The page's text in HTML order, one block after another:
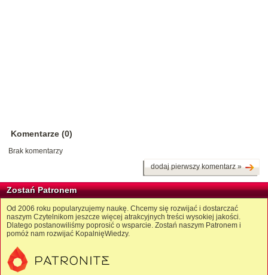
Komentarze (0)
Brak komentarzy
dodaj pierwszy komentarz »
Zostań Patronem
Od 2006 roku popularyzujemy naukę. Chcemy się rozwijać i dostarczać
naszym Czytelnikom jeszcze więcej atrakcyjnych treści wysokiej jakości.
Dlatego postanowiliśmy poprosić o wsparcie. Zostań naszym Patronem i
pomóż nam rozwijać KopalnięWiedzy.